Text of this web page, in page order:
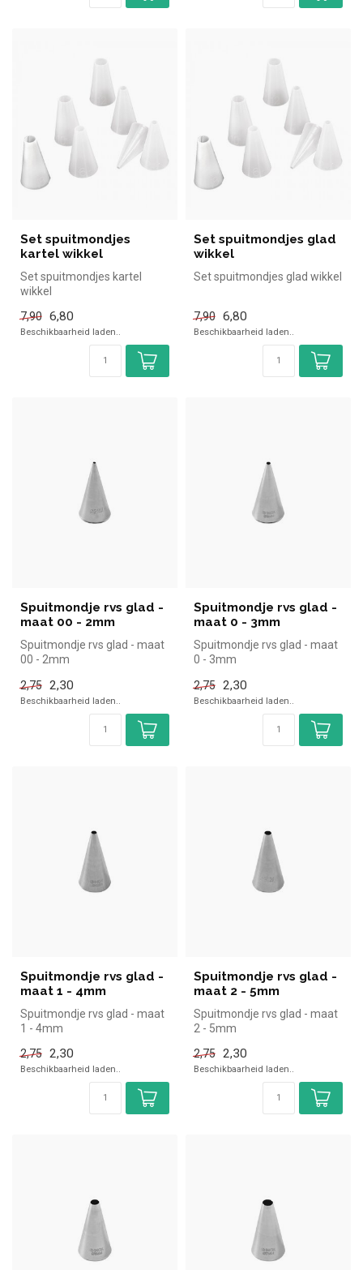
Set spuitmondjes
kartel wikkel
Set spuitmondjes kartel
wikkel
7,90 6,80
Beschikbaarheid laden..
Set spuitmondjes glad
wikkel
Set spuitmondjes glad wikkel
7,90 6,80
Beschikbaarheid laden..
Spuitmondje rvs glad -
maat 00 - 2mm
Spuitmondje rvs glad - maat
00 - 2mm
2,75 2,30
Beschikbaarheid laden..
Spuitmondje rvs glad -
maat 0 - 3mm
Spuitmondje rvs glad - maat
0 - 3mm
2,75 2,30
Beschikbaarheid laden..
Spuitmondje rvs glad -
maat 1 - 4mm
Spuitmondje rvs glad - maat
1 - 4mm
2,75 2,30
Beschikbaarheid laden..
Spuitmondje rvs glad -
maat 2 - 5mm
Spuitmondje rvs glad - maat
2 - 5mm
2,75 2,30
Beschikbaarheid laden..